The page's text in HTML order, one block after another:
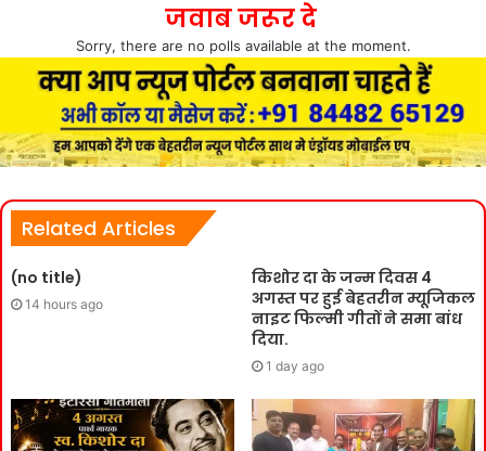
जवाब जरूर दे
Sorry, there are no polls available at the moment.
Related Articles
(no title)
14 hours ago
किशोर दा के जन्म दिवस 4
अगस्त पर हुई बेहतरीन म्यूजिकल
नाइट फिल्मी गीतों ने समा बांध
दिया.
1 day ago